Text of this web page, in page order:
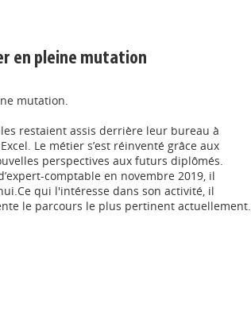
en pleine mutation
mutation.
restaient assis derrière leur bureau à
Le métier s’est réinventé grâce aux
perspectives aux futurs diplômés.
comptable en novembre 2019, il
qui l'intéresse dans son activité, il
le parcours le plus pertinent actuellement.